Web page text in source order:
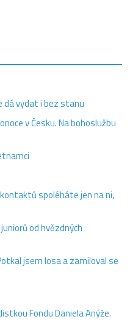
dá vydat i bez stanu
v Česku. Na bohoslužbu
spoléháte jen na ni,
od hvězdných
jsem losa a zamiloval se
Fondu Daniela Anýže.